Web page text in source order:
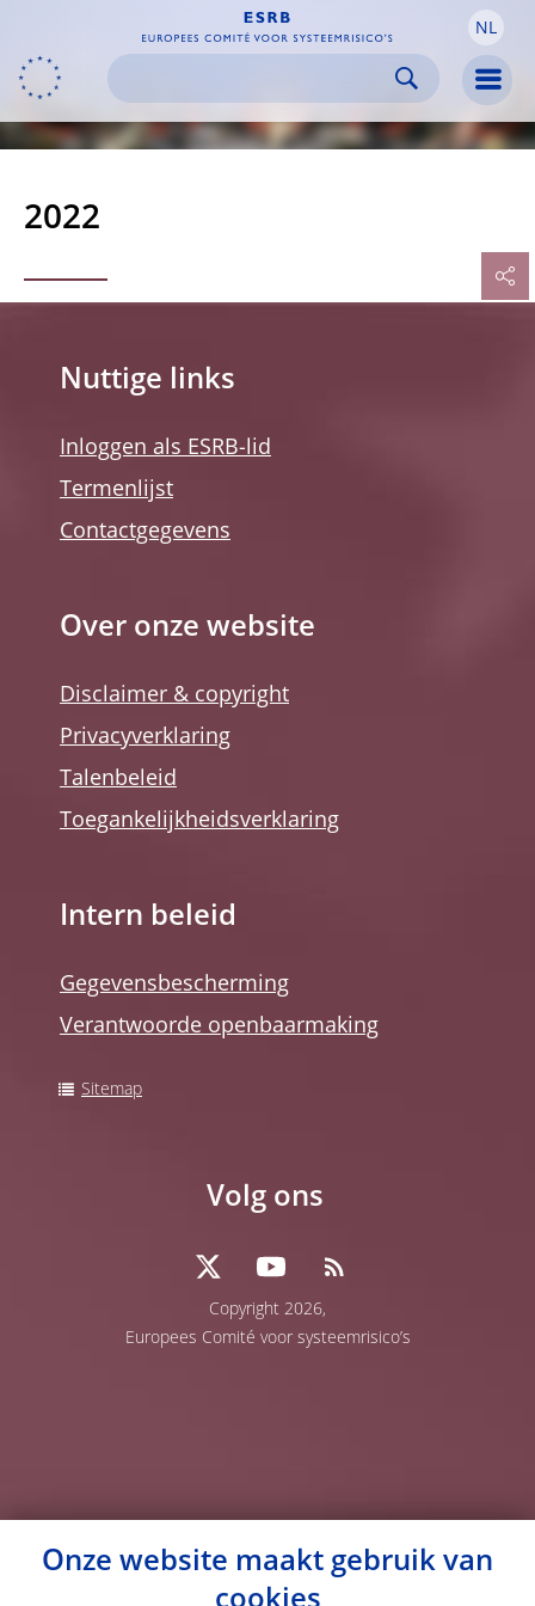
Skip to
navigation
Skip to
content
Skip to
footer NL
2022
Nuttige links
Inloggen als ESRB-lid
Termenlijst
Contactgegevens
Over onze website
Disclaimer & copyright
Privacyverklaring
Talenbeleid
Toegankelijkheidsverklaring
Intern beleid
Gegevensbescherming
Verantwoorde openbaarmaking
Sitemap
Copyright 2026,
Europees Comité voor systeemrisico’s
Volg ons
Onze website maakt gebruik van